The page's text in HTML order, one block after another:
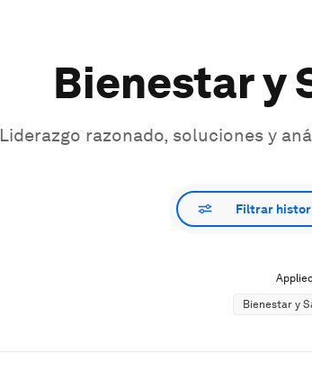
Bienestar y
Liderazgo razonado, soluciones y
Filtrar
Bienestar y